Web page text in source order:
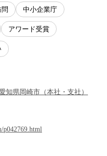
中小企業庁
アワード受賞
知県 岡崎市 （本社・支社 ）
p042769.html